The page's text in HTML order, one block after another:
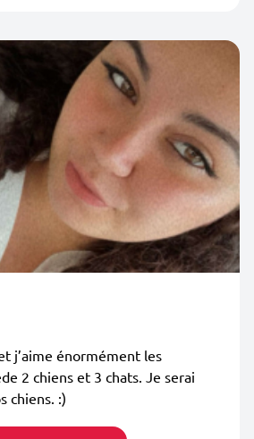
j’aime énormément les
2 chiens et 3 chats. Je serai
chiens. :)